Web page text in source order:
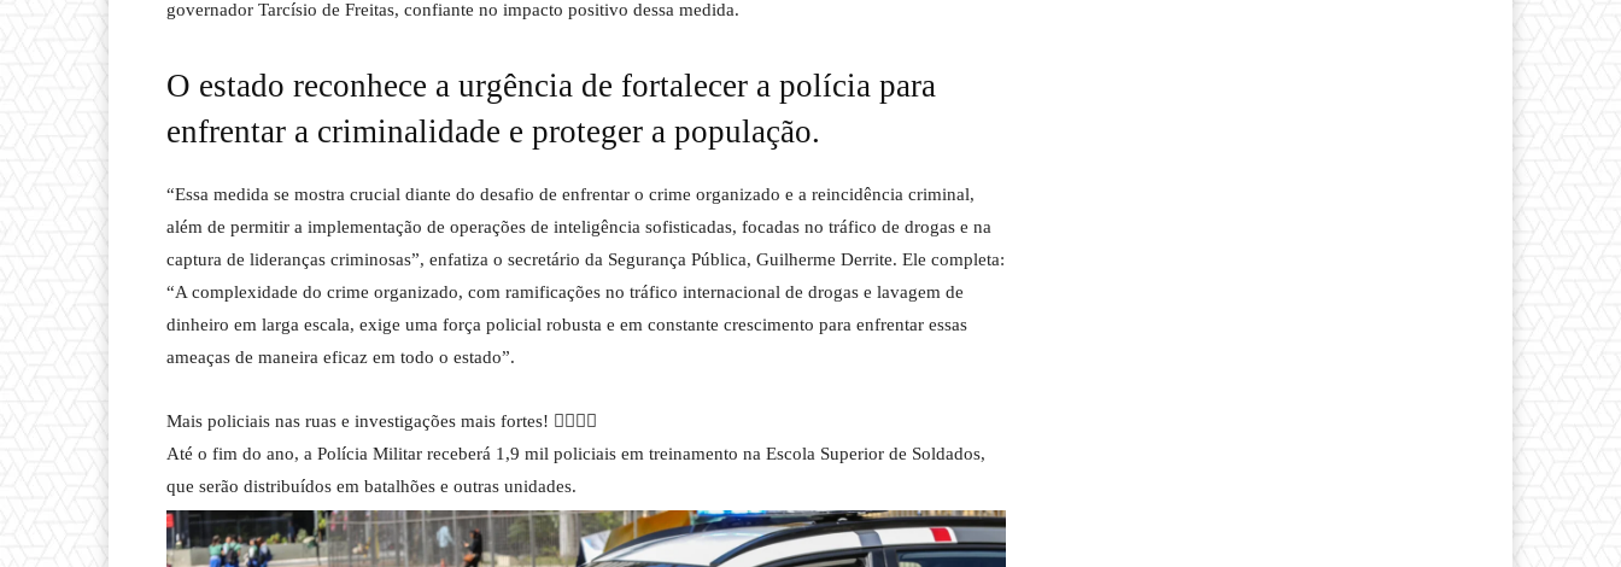
governador Tarcísio de Freitas, confiante no impacto positivo dessa medida.
O estado reconhece a urgência de fortalecer a polícia para
enfrentar a criminalidade e proteger a população.
“Essa medida se mostra crucial diante do desafio de enfrentar o crime organizado e a reincidência criminal,
além de permitir a implementação de operações de inteligência sofisticadas, focadas no tráfico de drogas e na
captura de lideranças criminosas”, enfatiza o secretário da Segurança Pública, Guilherme Derrite. Ele completa:
“A complexidade do crime organizado, com ramificações no tráfico internacional de drogas e lavagem de
dinheiro em larga escala, exige uma força policial robusta e em constante crescimento para enfrentar essas
ameaças de maneira eficaz em todo o estado”.
Mais policiais nas ruas e investigações mais fortes! 👮‍♀️🕵️‍♂️
Até o fim do ano, a Polícia Militar receberá 1,9 mil policiais em treinamento na Escola Superior de Soldados,
que serão distribuídos em batalhões e outras unidades.